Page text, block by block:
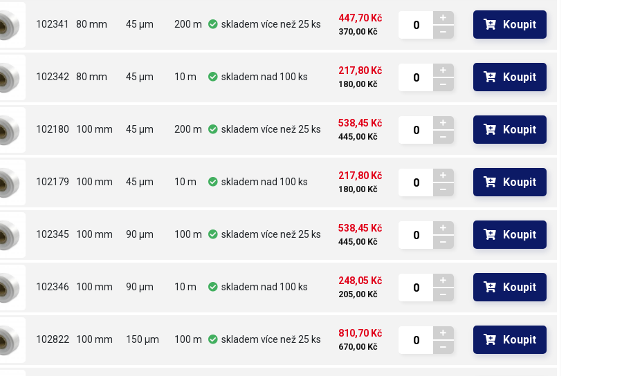
102341 80 mm 45 µm 200 m skladem více než 25 ks
447,70 Kč
370,00 Kč
Koupit
102342 80 mm 45 µm 10 m skladem nad 100 ks
217,80 Kč
180,00 Kč
Koupit
102180 100 mm 45 µm 200 m skladem více než 25 ks
538,45 Kč
445,00 Kč
Koupit
102179 100 mm 45 µm 10 m skladem nad 100 ks
217,80 Kč
180,00 Kč
Koupit
102345 100 mm 90 µm 100 m skladem více než 25 ks
538,45 Kč
445,00 Kč
Koupit
102346 100 mm 90 µm 10 m skladem nad 100 ks
248,05 Kč
205,00 Kč
Koupit
102822 100 mm 150 µm 100 m skladem více než 25 ks
810,70 Kč
670,00 Kč
Koupit